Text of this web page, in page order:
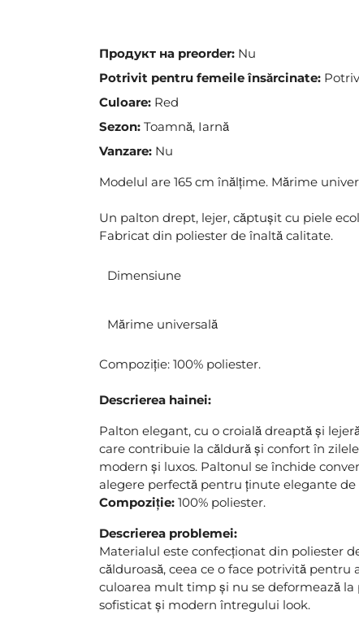
Продукт на preorder: Nu
Potrivit pentru femeile însărcinate:
Culoare: Red
Sezon: Toamnă, Iarnă
Vanzare: Nu
Modelul are 165 cm înălțime. Mărime
Un palton drept, lejer, căptușit cu piele
Fabricat din poliester de înaltă calitate.
Dimensiune
Mărime universală
Compoziție: 100% poliester.
Descrierea hainei:
Palton elegant, cu o croială dreaptă și
care contribuie la căldură și confort în
modern și luxos. Paltonul se închide
alegere perfectă pentru ținute elegante de
Compoziție: 100% poliester.
Descrierea problemei:
Materialul este confecționat din poliester
călduroasă, ceea ce o face potrivită
culoarea mult timp și nu se deformează
sofisticat și modern întregului look.